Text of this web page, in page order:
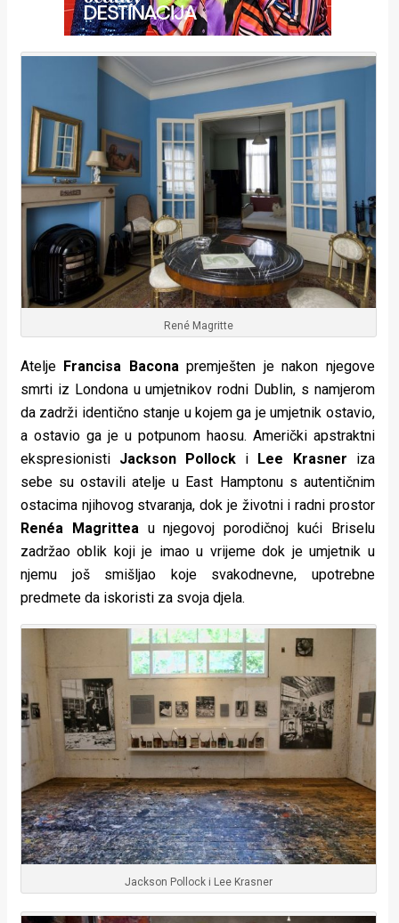
René Magritte
Atelje Francisa Baconapremješten je nakon njegove
smrti iz Londona u umjetnikov rodni Dublin, s namjerom
da zadrži identično stanje u kojem ga je umjetnik ostavio,
a ostavio ga je u potpunom haosu. Američki apstraktni
ekspresionisti Jackson Pollock i Lee Krasner iza
sebe su ostavili atelje u East Hamptonu s autentičnim
ostacima njihovog stvaranja, dok je životni i radni prostor
Renéa Magritteau njegovoj porodičnoj kući Briselu
zadržao oblik koji je imao u vrijeme dok je umjetnik u
njemu još smišljao koje svakodnevne, upotrebne
predmete da iskoristi za svoja djela.
Jackson Pollock i Lee Krasner